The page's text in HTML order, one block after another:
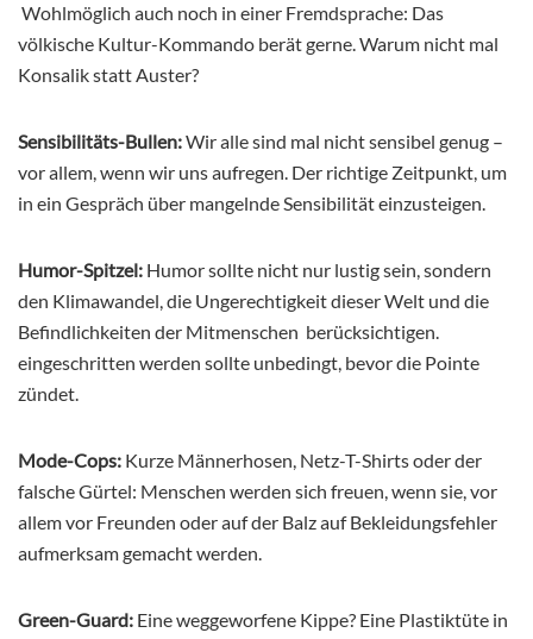
Wohlmöglich auch noch in einer Fremdsprache: Das
völkische Kultur-Kommando berät gerne. Warum nicht mal
Konsalik statt Auster?
Sensibilitäts-Bullen:Wir alle sind mal nicht sensibel genug –
vor allem, wenn wir uns aufregen. Der richtige Zeitpunkt, um
in ein Gespräch über mangelnde Sensibilität einzusteigen.
Humor-Spitzel: Humor sollte nicht nur lustig sein, sondern
den Klimawandel, die Ungerechtigkeit dieser Welt und die
Befindlichkeiten der Mitmenschen berücksichtigen.
eingeschritten werden sollte unbedingt, bevor die Pointe
zündet.
Mode-Cops: Kurze Männerhosen, Netz-T-Shirts oder der
falsche Gürtel: Menschen werden sich freuen, wenn sie, vor
allem vor Freunden oder auf der Balz auf Bekleidungsfehler
aufmerksam gemacht werden.
Green-Guard: Eine weggeworfene Kippe? Eine Plastiktüte in